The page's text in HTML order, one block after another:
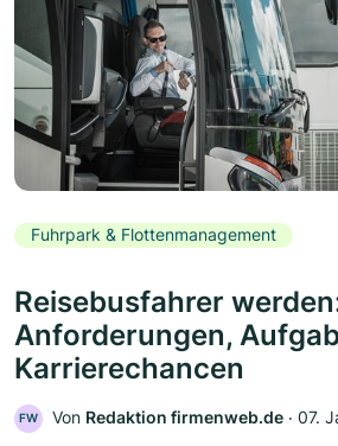
Fuhrpark & Flottenmanagement
Reisebusfahrer
Anforderungen,
Karrierechancen
FW Von Redaktion firmenweb.de ‧ 07.